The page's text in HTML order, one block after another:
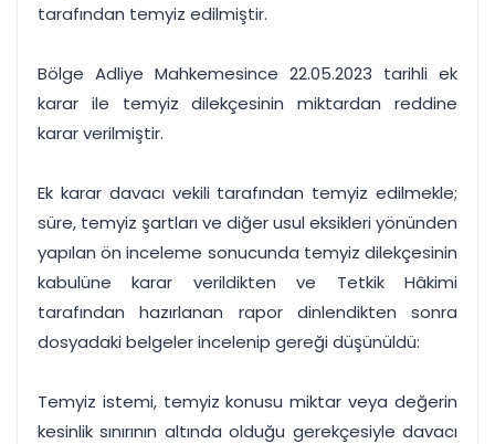
tarafından temyiz edilmiştir.
Bölge Adliye Mahkemesince 22.05.2023 tarihli ek
karar ile temyiz dilekçesinin miktardan reddine
karar verilmiştir.
Ek karar davacı vekili tarafından temyiz edilmekle;
süre, temyiz şartları ve diğer usul eksikleri yönünden
yapılan ön inceleme sonucunda temyiz dilekçesinin
kabulüne karar verildikten ve Tetkik Hâkimi
tarafından hazırlanan rapor dinlendikten sonra
dosyadaki belgeler incelenip gereği düşünüldü:
Temyiz istemi, temyiz konusu miktar veya değerin
kesinlik sınırının altında olduğu gerekçesiyle davacı